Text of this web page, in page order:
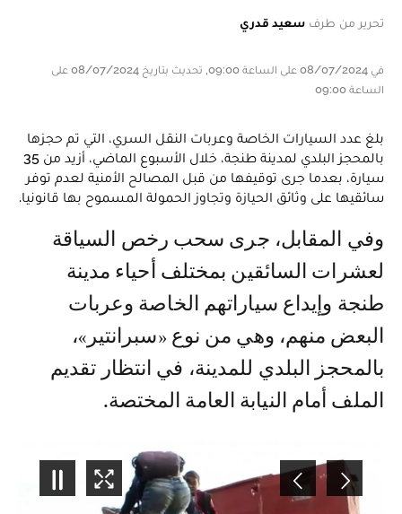
تحرير من طرف سعيد قدري
في 08/07/2024 على الساعة 09:00, تحديث بتاريخ 08/07/2024 على
الساعة 09:00
بلغ عدد السيارات الخاصة وعربات النقل السري، التي تم حجزها
بالمحجز البلدي لمدينة طنجة، خلال الأسبوع الماضي، أزيد من 35
سيارة، بعدما جرى توقيفها من قبل المصالح الأمنية لعدم توفر
سائقيها على وثائق الحيازة وتجاوز الحمولة المسموح بها قانونيا.
وفي المقابل، جرى سحب رخص السياقة
لعشرات السائقين بمختلف أحياء مدينة
طنجة وإيداع سياراتهم الخاصة وعربات
البعض منهم، وهي من نوع «سبرانتير»،
بالمحجز البلدي للمدينة، في انتظار تقديم
الملف أمام النيابة العامة المختصة.